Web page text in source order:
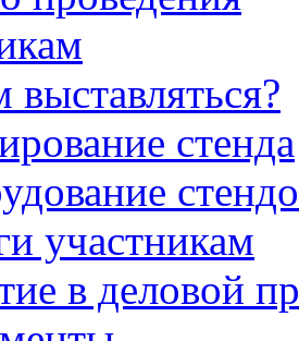
выставляться?
стенда
участникам
в деловой